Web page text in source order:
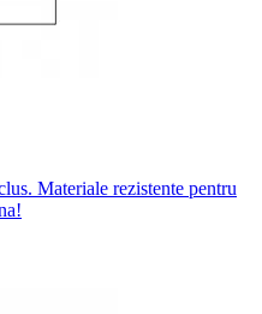
Materiale rezistente pentru